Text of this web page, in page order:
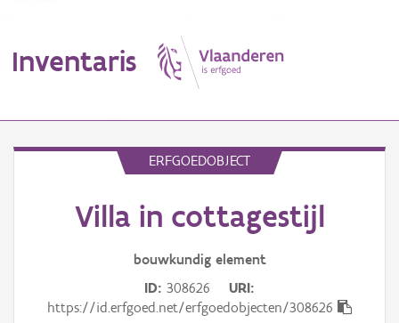
Inventaris
Erfgoedobject
ERFGOEDOBJECT
Villa in cottagestijl
bouwkundig element
ID 308626
URI
https://id.erfgoed.net/erfgoedobjecten/308626